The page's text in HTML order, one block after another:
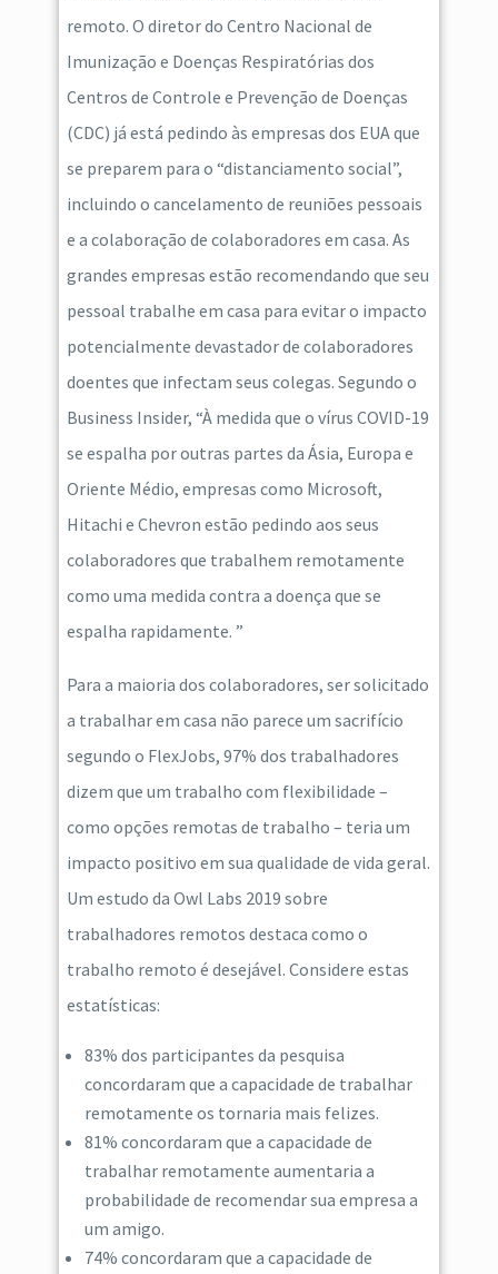
remoto. O diretor do Centro Nacional de
Imunização e Doenças Respiratórias dos
Centros de Controle e Prevenção de Doenças
(CDC) já está pedindo às empresas dos EUA que
se preparem para o “distanciamento social”,
incluindo o cancelamento de reuniões pessoais
e a colaboração de colaboradores em casa. As
grandes empresas estão recomendando que seu
pessoal trabalhe em casa para evitar o impacto
potencialmente devastador de colaboradores
doentes que infectam seus colegas. Segundo o
Business Insider, “À medida que o vírus COVID-19
se espalha por outras partes da Ásia, Europa e
Oriente Médio, empresas como Microsoft,
Hitachi e Chevron estão pedindo aos seus
colaboradores que trabalhem remotamente
como uma medida contra a doença que se
espalha rapidamente. ”
Para a maioria dos colaboradores, ser solicitado
a trabalhar em casa não parece um sacrifício
segundo o FlexJobs, 97% dos trabalhadores
dizem que um trabalho com flexibilidade –
como opções remotas de trabalho – teria um
impacto positivo em sua qualidade de vida geral.
Um estudo da Owl Labs 2019 sobre
trabalhadores remotos destaca como o
trabalho remoto é desejável. Considere estas
estatísticas:
83% dos participantes da pesquisa
concordaram que a capacidade de trabalhar
remotamente os tornaria mais felizes.
81% concordaram que a capacidade de
trabalhar remotamente aumentaria a
probabilidade de recomendar sua empresa a
um amigo.
74% concordaram que a capacidade de